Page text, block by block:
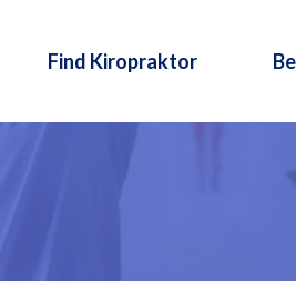
Find Kiropraktor